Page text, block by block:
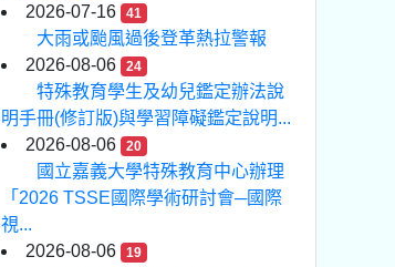
2026-07-16
41
大雨或颱風過後登革熱拉警報
2026-08-06
24
特殊教育學生及幼兒鑑定辦法說
明手冊(修訂版)與學習障礙鑑定說明...
2026-08-06
20
國立嘉義大學特殊教育中心辦理
「2026 TSSE國際學術研討會─國際
視...
2026-08-06
19